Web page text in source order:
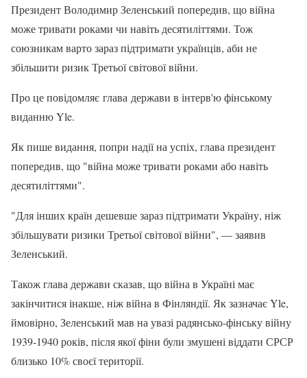
Президент Володимир Зеленський попередив, що війна
може тривати роками чи навіть десятиліттями. Тож
союзникам варто зараз підтримати українців, аби не
збільшити ризик Третьої світової війни.
Про це повідомляє глава держави в інтерв'ю фінському
виданню Yle.
Як пише видання, попри надії на успіх, глава президент
попередив, що "війна може тривати роками або навіть
десятиліттями".
"Для інших країн дешевше зараз підтримати Україну, ніж
збільшувати ризики Третьої світової війни", — заявив
Зеленський.
Також глава держави сказав, що війна в Україні має
закінчитися інакше, ніж війна в Фінляндії. Як зазначає Yle,
ймовірно, Зеленський мав на увазі радянсько-фінську війну
1939-1940 років, після якої фіни були змушені віддати СРСР
близько 10% своєї території.